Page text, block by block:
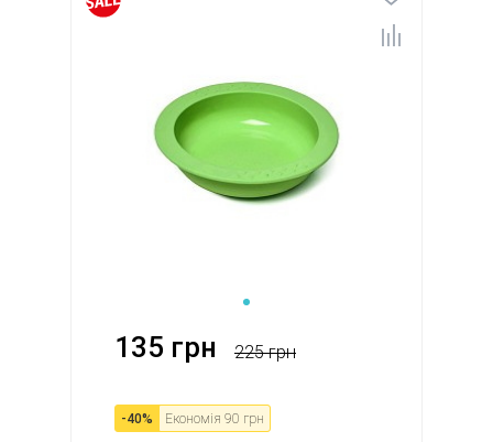
135 грн 225 грн
-40% Економія 90 грн